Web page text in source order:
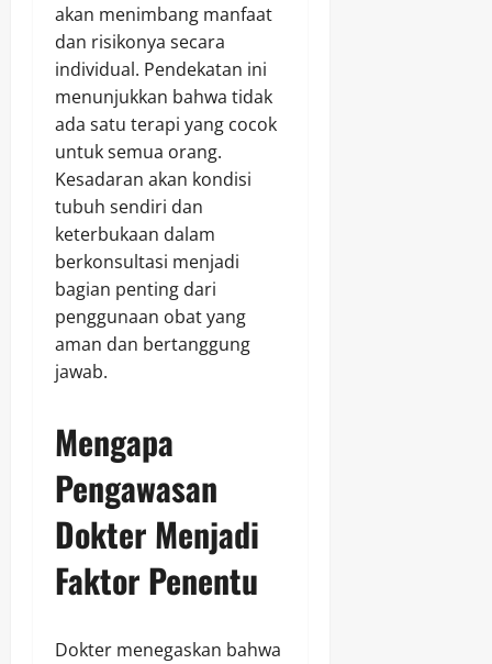
akan menimbang manfaat
dan risikonya secara
individual. Pendekatan ini
menunjukkan bahwa tidak
ada satu terapi yang cocok
untuk semua orang.
Kesadaran akan kondisi
tubuh sendiri dan
keterbukaan dalam
berkonsultasi menjadi
bagian penting dari
penggunaan obat yang
aman dan bertanggung
jawab.
Mengapa
Pengawasan
Dokter Menjadi
Faktor Penentu
Dokter menegaskan bahwa